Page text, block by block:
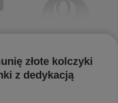
złote kolczyki
z dedykacją